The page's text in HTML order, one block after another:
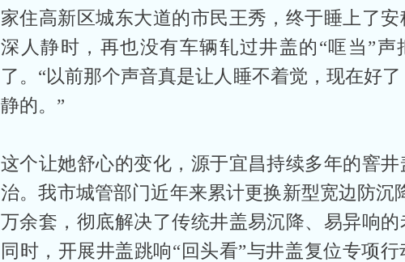
家住高新区城东大道的市民王秀，终于睡上了安
深人静时，再也没有车辆轧过井盖的“哐当”声
了。“以前那个声音真是让人睡不着觉，现在好
静的。”
这个让她舒心的变化，源于宜昌持续多年的窨井
治。我市城管部门近年来累计更换新型宽边防沉
万余套，彻底解决了传统井盖易沉降、易异响的
同时，开展井盖跳响“回头看”与井盖复位专项